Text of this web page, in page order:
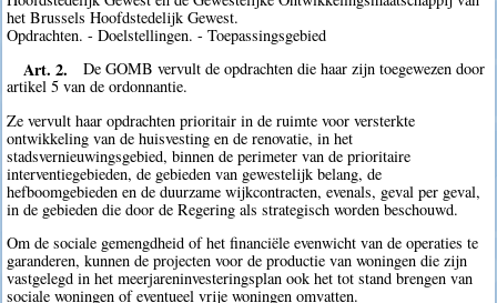
het Brussels Hoofdstedelijk Gewest.
Opdrachten. - Doelstellingen. - Toepassingsgebied
Art. 2.
De GOMB vervult de opdrachten die haar zijn toegewezen door
artikel 5 van de ordonnantie.
Ze vervult haar opdrachten prioritair in de ruimte voor versterkte
ontwikkeling van de huisvesting en de renovatie, in het
stadsvernieuwingsgebied, binnen de perimeter van de prioritaire
interventiegebieden, de gebieden van gewestelijk belang, de
hefboomgebieden en de duurzame wijkcontracten, evenals, geval per geval,
in de gebieden die door de Regering als strategisch worden beschouwd.
Om de sociale gemengdheid of het financiële evenwicht van de operaties te
garanderen, kunnen de projecten voor de productie van woningen die zijn
vastgelegd in het meerjareninvesteringsplan ook het tot stand brengen van
sociale woningen of eventueel vrije woningen omvatten.